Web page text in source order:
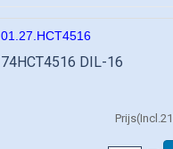
01.27.HCT4516
74HCT4516 DIL-16